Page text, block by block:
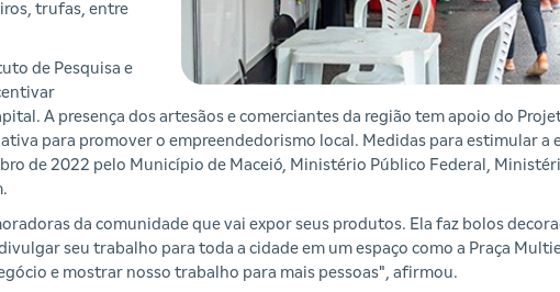
trufas, entre
de Pesquisa e
A presença dos artesãos e comerciantes da região tem apoio do
para promover o empreendedorismo local. Medidas para estimular a
de 2022 pelo Município de Maceió, Ministério Público Federal,
da comunidade que vai expor seus produtos. Ela faz bolos
seu trabalho para toda a cidade em um espaço como a Praça
e mostrar nosso trabalho para mais pessoas", afirmou.